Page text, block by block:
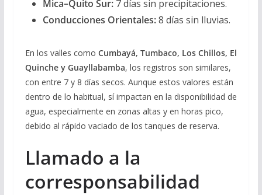
Mica–Quito Sur:7 días sin precipitaciones.
Conducciones Orientales:8 días sin lluvias.
En los valles como Cumbayá, Tumbaco, Los Chillos, El
Quinche y Guayllabamba, los registros son similares,
con entre 7 y 8 días secos. Aunque estos valores están
dentro de lo habitual, sí impactan en la disponibilidad de
agua, especialmente en zonas altas y en horas pico,
debido al rápido vaciado de los tanques de reserva.
Llamado a la
corresponsabilidad